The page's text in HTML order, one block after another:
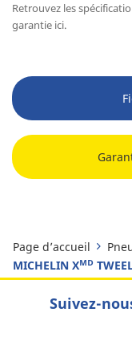
Retrouvez les
garantie ici.
Page d’accueil
MICHELIN Xᴹᴰ
Suivez-